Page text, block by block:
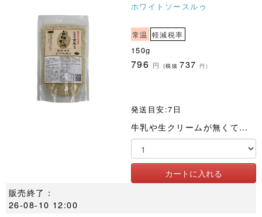
ホワイトソースルゥ
常温 軽減税率
150g
796 円 (税抜 737 円)
発送目安:7日
牛乳や生クリームが無くても美味しいシチューが作れるホワイトソースルゥです
販売終了：
26-08-10 12:00